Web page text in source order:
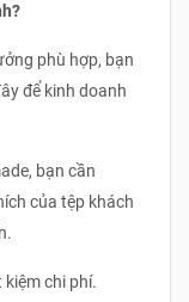
phù hợp, bạn
để kinh doanh
bạn cần
của tệp khách
chi phí.